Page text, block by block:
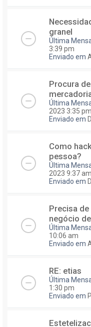
granel
Última
3:39 pm
Enviado em
Procura
Última
2023 3:35 pm
Enviado em
Como
pessoa?
Última
2023 9:37 am
Enviado em
Precisa
negócio
Última
10:06 am
Enviado em
RE: etias
Última
1:30 pm
Enviado em